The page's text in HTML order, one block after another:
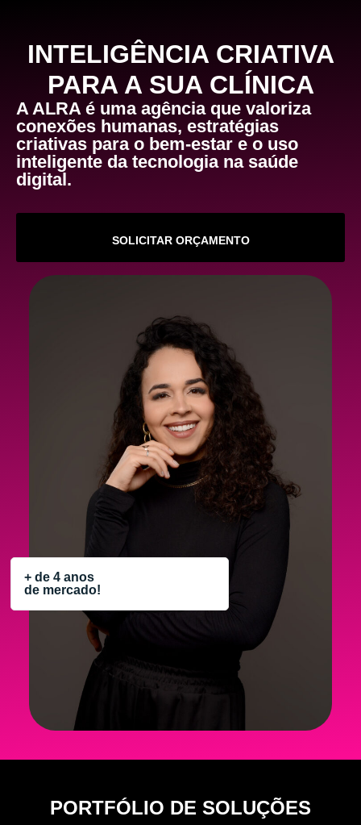
INTELIGÊNCIA CRIATIVA
PARA A SUA CLÍNICA
A ALRA é uma agência que valoriza
conexões humanas, estratégias
criativas para o bem-estar e o uso
inteligente da tecnologia na saúde
digital.
SOLICITAR ORÇAMENTO
+ de 4 anos
de mercado!
PORTFÓLIO DE SOLUÇÕES